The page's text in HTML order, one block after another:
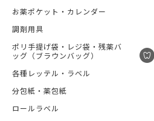
お薬ポケット・カレンダー
調剤用具
ポリ手提げ袋・レジ袋・残薬バ
ッグ（ブラウンバッグ）
各種レッテル・ラベル
分包紙・薬包紙
ロールラベル